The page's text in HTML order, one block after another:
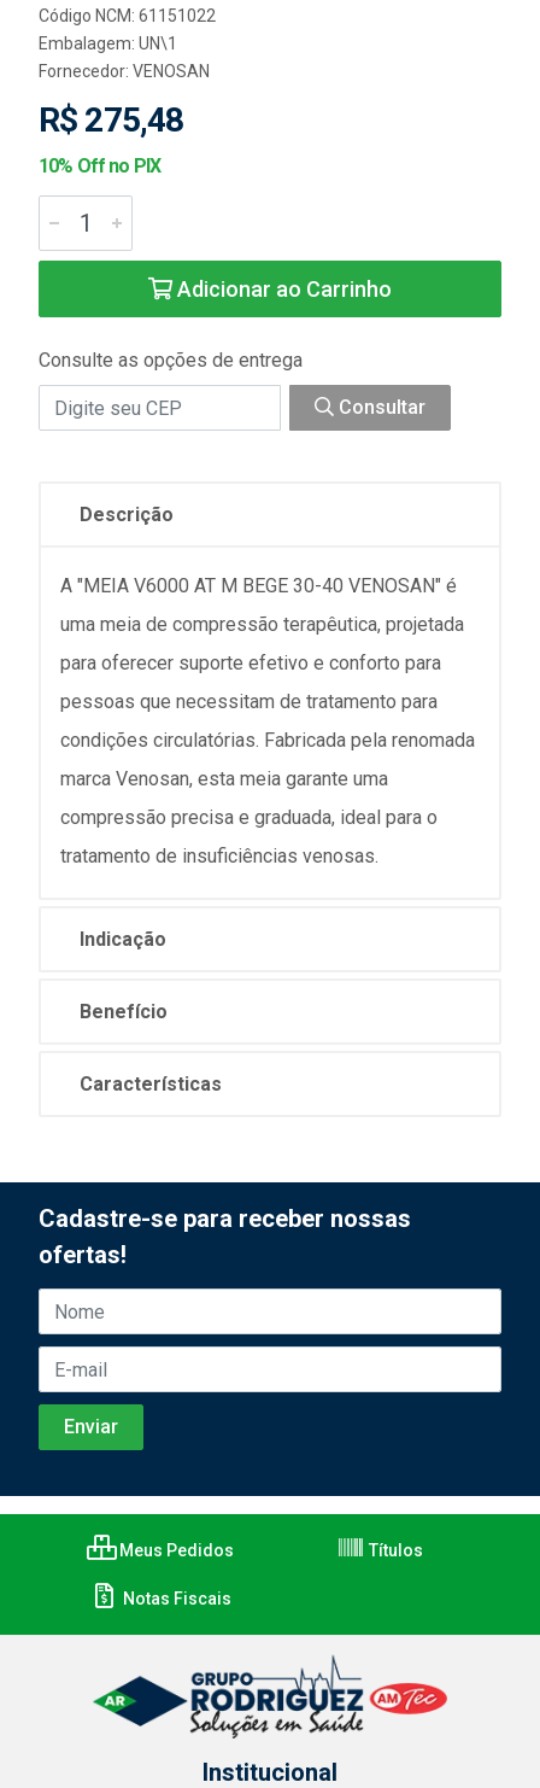
Código NCM: 61151022
Embalagem: UN\1
Fornecedor: VENOSAN
R$ 275,48
10% Off no PIX
Adicionar ao Carrinho
Consulte as opções de entrega
Consultar
Descrição
A "MEIA V6000 AT M BEGE 30-40 VENOSAN" é
uma meia de compressão terapêutica, projetada
para oferecer suporte efetivo e conforto para
pessoas que necessitam de tratamento para
condições circulatórias. Fabricada pela renomada
marca Venosan, esta meia garante uma
compressão precisa e graduada, ideal para o
tratamento de insuficiências venosas.
Indicação
Benefício
Características
Cadastre-se para receber nossas
ofertas!
Meus Pedidos Títulos
Notas Fiscais
Institucional